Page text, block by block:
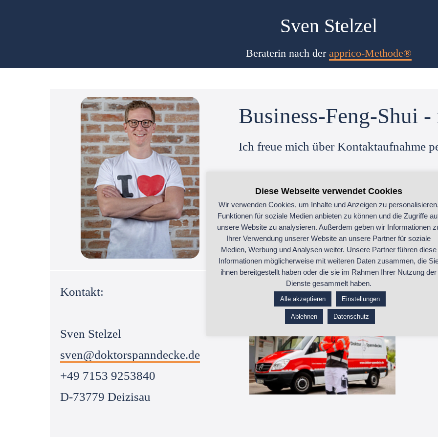
Sven Stelzel
Beraterin nach der apprico-Methode®
Business-Feng-Shui
Ich freue mich über Kontaktaufnahme
Kontakt:
Sven Stelzel
sven@doktorspanndecke.de
+49 7153 9253840
D-73779 Deizisau
https://doktorspanndecke.de
Diese Webseite verwendet Cookies
Wir verwenden Cookies, um Inhalte und Anzeigen zu
Funktionen für soziale Medien anbieten zu können und die Zugriffe
unsere Website zu analysieren. Außerdem geben wir Informationen
Ihrer Verwendung unserer Website an unsere Partner für soziale
Medien, Werbung und Analysen weiter. Unsere Partner führen diese
Informationen möglicherweise mit weiteren Daten zusammen, die
ihnen bereitgestellt haben oder die sie im Rahmen Ihrer Nutzung der
Dienste gesammelt haben.
Alle akzeptieren Einstellungen
Ablehnen Datenschutz